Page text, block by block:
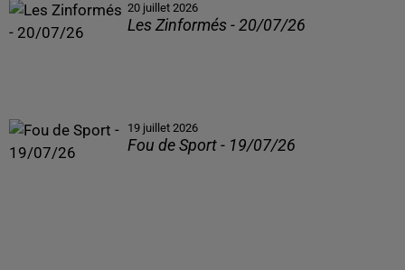
20 juillet 2026
Les Zinformés - 20/07/26
19 juillet 2026
Fou de Sport - 19/07/26